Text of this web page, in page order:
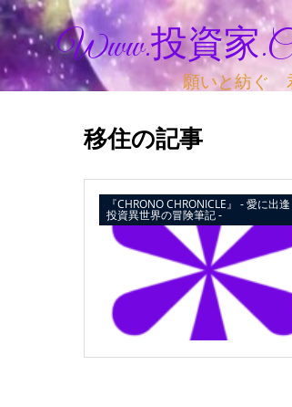
Www.投資家
願いと紡ぐ
移住の記事
『CHRONO CHRONICLE』 ‐ 愛に出逢
投資異世界の冒険筆記 ‐